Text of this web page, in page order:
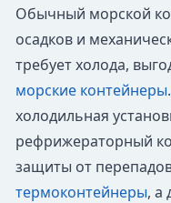
Обычный морской
осадков и
требует холода,
морские контейнеры
холодильная
рефрижераторный
защиты от
термоконтейнеры, а